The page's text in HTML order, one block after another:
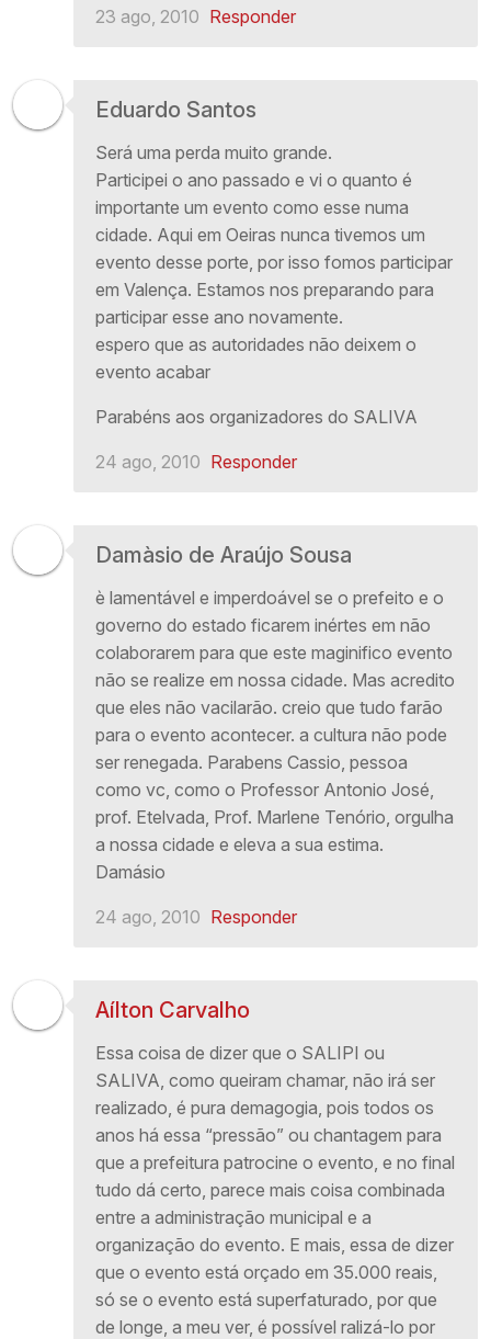
23 ago, 2010 Responder
Eduardo Santos
Será uma perda muito grande.
Participei o ano passado e vi o quanto é
importante um evento como esse numa
cidade. Aqui em Oeiras nunca tivemos um
evento desse porte, por isso fomos participar
em Valença. Estamos nos preparando para
participar esse ano novamente.
espero que as autoridades não deixem o
evento acabar
Parabéns aos organizadores do SALIVA
24 ago, 2010 Responder
Damàsio de Araújo Sousa
è lamentável e imperdoável se o prefeito e o
governo do estado ficarem inértes em não
colaborarem para que este maginifico evento
não se realize em nossa cidade. Mas acredito
que eles não vacilarão. creio que tudo farão
para o evento acontecer. a cultura não pode
ser renegada. Parabens Cassio, pessoa
como vc, como o Professor Antonio José,
prof. Etelvada, Prof. Marlene Tenório, orgulha
a nossa cidade e eleva a sua estima.
Damásio
24 ago, 2010 Responder
Aílton Carvalho
Essa coisa de dizer que o SALIPI ou
SALIVA, como queiram chamar, não irá ser
realizado, é pura demagogia, pois todos os
anos há essa “pressão” ou chantagem para
que a prefeitura patrocine o evento, e no final
tudo dá certo, parece mais coisa combinada
entre a administração municipal e a
organização do evento. E mais, essa de dizer
que o evento está orçado em 35.000 reais,
só se o evento está superfaturado, por que
de longe, a meu ver, é possível ralizá-lo por